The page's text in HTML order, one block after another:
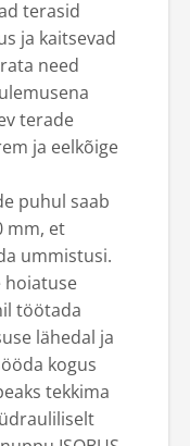
terasid
ja kaitsevad
need
terade
ja eelkõige
puhul saab
mm, et
ummistusi.
hoiatuse
töötada
lähedal ja
kogus
tekkima